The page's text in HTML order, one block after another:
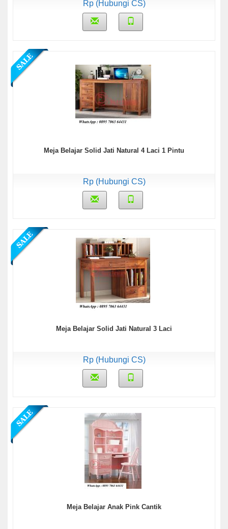
Rp (Hubungi CS)
Meja Belajar Solid Jati Natural 4 Laci 1 Pintu
Rp (Hubungi CS)
Meja Belajar Solid Jati Natural 3 Laci
Rp (Hubungi CS)
Meja Belajar Anak Pink Cantik